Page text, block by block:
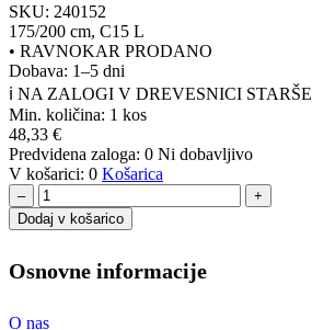
SKU: 240152
175/200 cm, C15 L
• RAVNOKAR PRODANO
Dobava: 1–5 dni
ℹ️ NA ZALOGI V DREVESNICI STARŠE
Min. količina: 1 kos
48,33 €
Predvidena zaloga: 0 Ni dobavljivo
V košarici: 0 Košarica
–
+
Dodaj v košarico
Osnovne informacije
O nas